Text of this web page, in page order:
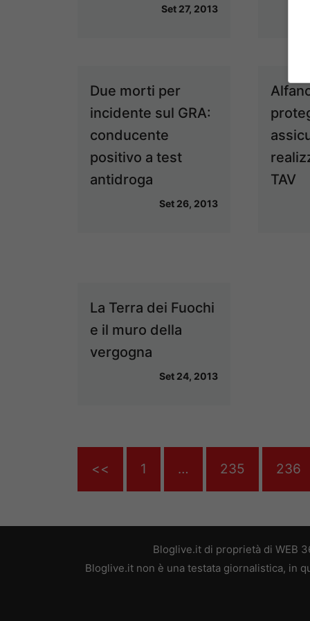
Set 27, 2013
Due morti per
incidente sul GRA:
conducente
positivo a test
antidroga
Set 26, 2013
TAV
La Terra dei Fuochi
e il muro della
vergogna
Set 24, 2013
<< 1 … 235 236
Bloglive.it di proprietà di WEB
Bloglive.it non è una testata giornalistica, in